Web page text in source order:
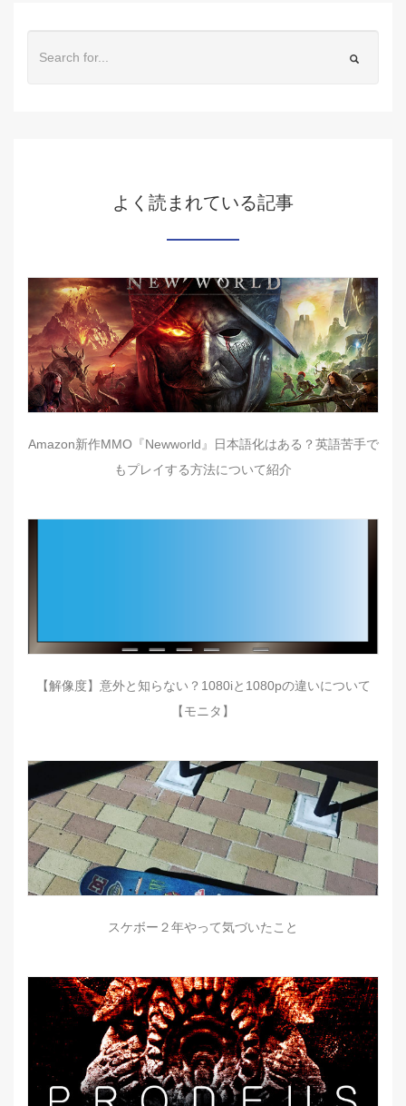
よく読まれている記事
Amazon新作MMO『Newworld』日本語化はある？英語苦手で
もプレイする方法について紹介
【解像度】意外と知らない？1080iと1080pの違いについて
【モニタ】
スケボー２年やって気づいたこと